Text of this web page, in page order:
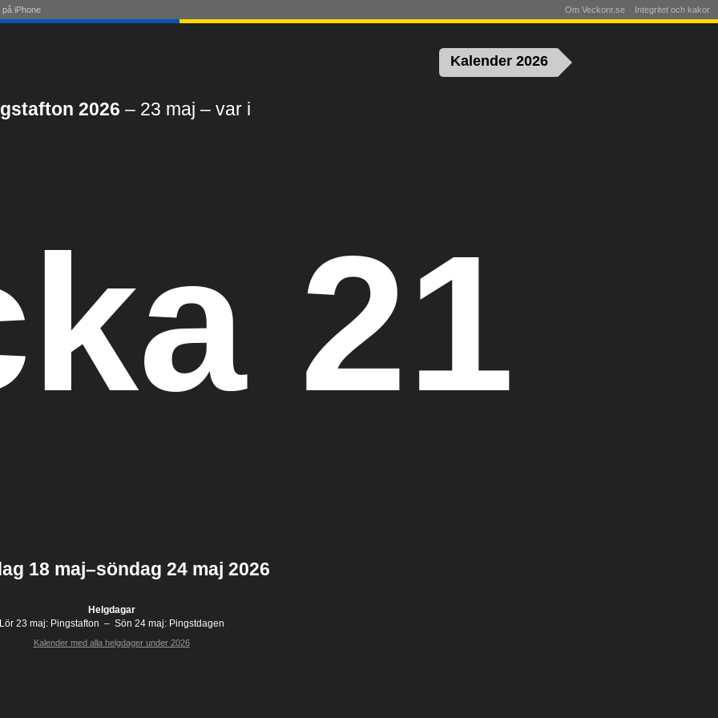
2026 – 23 maj – var i
21
18 maj–söndag 24 maj 2026
Helgdagar
23 maj: Pingstafton – Sön 24 maj: Pingstdagen
Kalender med alla helgdager under 2026
Kalender 2026
iPhone Om Veckonr.se Integritet och kakor